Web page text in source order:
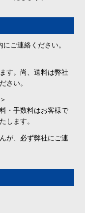
ご連絡ください。
す。尚、送料は弊社
さい。
・手数料はお客様で
します。
が、必ず弊社にご連